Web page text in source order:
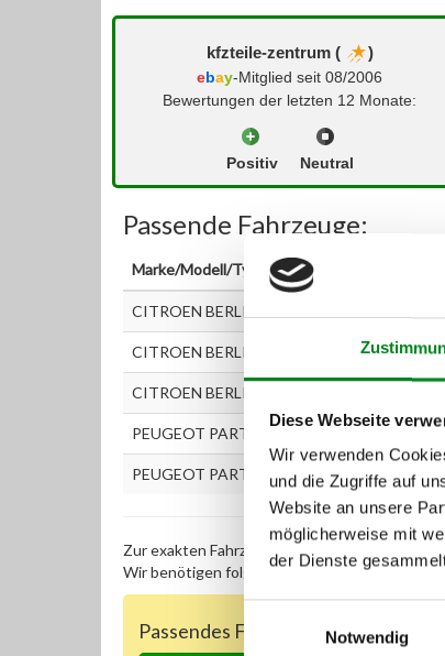
Diese Webseite
Wir verwenden
und die Zugriffe auf
Website an unsere
möglicherweise mit
der Dienste
Notwendig
kfzteile-zentrum ( )
ebay-Mitglied seit 08/2006
Bewertungen der letzten 12 Monate:
Positiv Neutral
Passende Fahrzeuge:
Marke/Modell/Typ
CITROEN BERLINGO (MF) 2.0 HDi (MFRHY)
CITROEN BERLINGO Kastenwagen (M_) 2.0
CITROEN BERLINGO Kasten (M_) 2.0 HDI 90
PEUGEOT PARTNER (5F, 5) 2.0 HDi
PEUGEOT PARTNER Kasten (5) 2.0 HDi
Zur exakten Fahrzeug-Identifizierung können
Wir benötigen folgende Fahrzeugdaten:
Passendes Fahrzeug nicht dabei?